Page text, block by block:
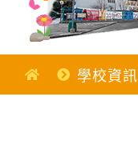
學校資訊